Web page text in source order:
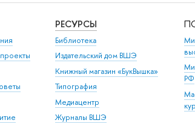
РЕСУРСЫ
Библиотека
Издательский дом ВШЭ
Книжный магазин «БукВышка»
Типография
Медиацентр
Журналы ВШЭ
РФ